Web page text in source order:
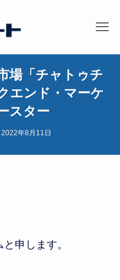
場「チャトゥチ
エンド・マーケ
スター
2022年8月11日
申します。